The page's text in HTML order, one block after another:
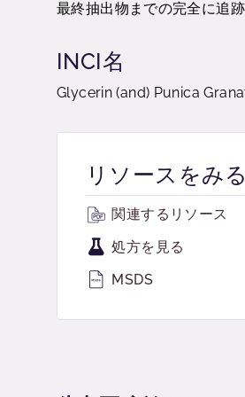
最終抽出物までの完全に追
INCI名
Glycerin (and) Punica
リソースをみる
関連するリソース
処方を見る
MSDS